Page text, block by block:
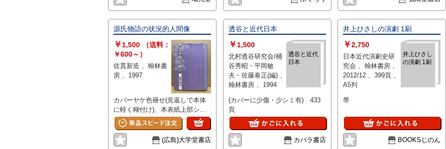
源氏物語の状況的人間像
￥1,500
（送料：
￥600～）
佐貫新造 、翰林書
房 、1997
カバーヤケ色褪せ(見返しで本体
に軽く糊付け)、本表紙上部シミ
出、少クスミ
(広島)大学堂書店
透谷と近代日本
透谷と近代
日本
￥1,500
北村透谷研究会/桶
谷秀昭・平岡敏
夫・佐藤泰正(編) 、
翰林書房 、1994
(カバーに少傷・少シミ有) 433
頁
カバラ書店
井上ひさしの演劇 1刷
井上ひさし
の演劇 1刷
￥2,750
日本近代演劇史研
究会 、翰林書房 、
2012/12 、399頁 、
A5判
帯
BOOKSじのん